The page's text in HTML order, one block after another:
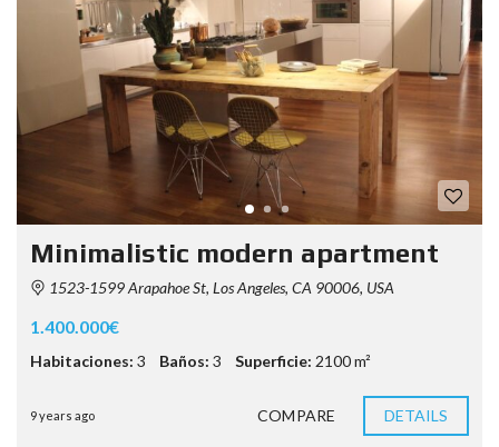
Minimalistic modern apartment
1523-1599 Arapahoe St, Los Angeles, CA 90006, USA
1.400.000€
Habitaciones: 3 Baños: 3 Superficie: 2100 m²
9 years ago COMPARE DETAILS